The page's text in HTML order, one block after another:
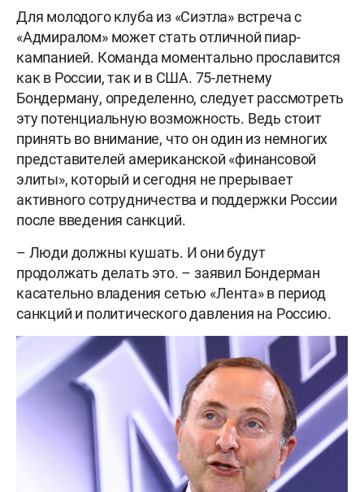
Для молодого клуба из «Сиэтла» встреча с
«Адмиралом» может стать отличной пиар-
кампанией. Команда моментально прославится
как в России, так и в США. 75-летнему
Бондерману, определенно, следует рассмотреть
эту потенциальную возможность. Ведь стоит
принять во внимание, что он один из немногих
представителей американской «финансовой
элиты», который и сегодня не прерывает
активного сотрудничества и поддержки России
после введения санкций.
– Люди должны кушать. И они будут
продолжать делать это. – заявил Бондерман
касательно владения сетью «Лента» в период
санкций и политического давления на Россию.